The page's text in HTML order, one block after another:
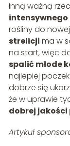
Inną ważną
intensywnego
rośliny do
strelicji ma w
na start, więc
spalić młode
najlepiej
dobrze się
że w uprawie
dobrej jakości
Artykuł